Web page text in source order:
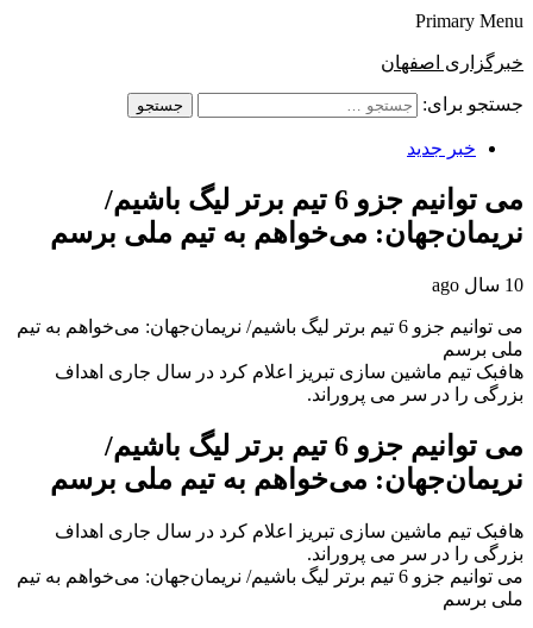
Primary Menu
خبرگزاری اصفهان
جستجو برای:
خبر جدید
می توانیم جزو 6 تیم برتر لیگ باشیم/
نریمان‌جهان: می‌خواهم به تیم ملی برسم
10 سال ago
می توانیم جزو 6 تیم برتر لیگ باشیم/ نریمان‌جهان: می‌خواهم به تیم
ملی برسم
هافبک تیم ماشین سازی تبریز اعلام کرد در سال جاری اهداف
بزرگی را در سر می پروراند.
می توانیم جزو 6 تیم برتر لیگ باشیم/
نریمان‌جهان: می‌خواهم به تیم ملی برسم
هافبک تیم ماشین سازی تبریز اعلام کرد در سال جاری اهداف
بزرگی را در سر می پروراند.
می توانیم جزو 6 تیم برتر لیگ باشیم/ نریمان‌جهان: می‌خواهم به تیم
ملی برسم